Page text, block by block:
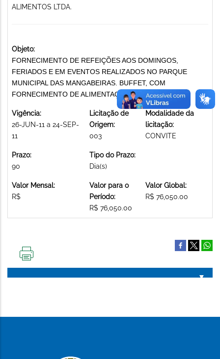
ALIMENTOS LTDA.
Objeto:
FORNECIMENTO DE REFEIÇÕES AOS DOMINGOS,
FERIADOS E EM EVENTOS REALIZADOS NO PARQUE
MUNICIPAL DAS MANGABEIRAS. BUFFET, COM
FORNECIMENTO DE ALIMENTAÇÃO
Vigência:
26-JUN-11 a 24-SEP-
11
Licitação de
Origem:
003
Modalidade da
licitação:
CONVITE
Prazo:
90
Tipo do Prazo:
Dia(s)
Valor Mensal:
R$
Valor para o
Período:
R$ 76,050.00
Valor Global:
R$ 76,050.00
PÁGINA